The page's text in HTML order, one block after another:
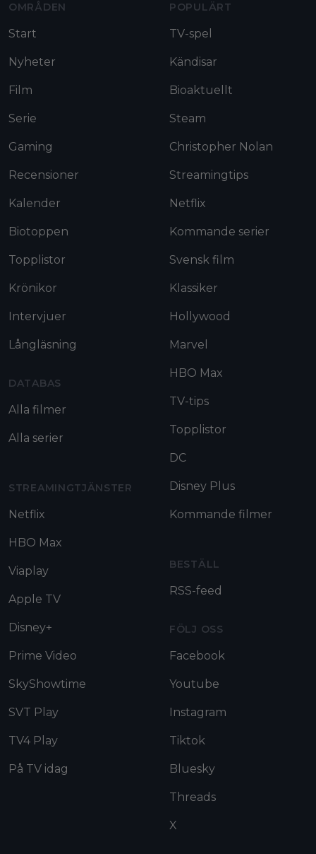
OMRÅDEN
Start
Nyheter
Film
Serie
Gaming
Recensioner
Kalender
Biotoppen
Topplistor
Krönikor
Intervjuer
Långläsning
DATABAS
Alla filmer
Alla serier
STREAMINGTJÄNSTER
Netflix
HBO Max
Viaplay
Apple TV
Disney+
Prime Video
SkyShowtime
SVT Play
TV4 Play
På TV idag
POPULÄRT
TV-spel
Kändisar
Bioaktuellt
Steam
Christopher Nolan
Streamingtips
Netflix
Kommande serier
Svensk film
Klassiker
Hollywood
Marvel
HBO Max
TV-tips
Topplistor
DC
Disney Plus
Kommande filmer
BESTÄLL
RSS-feed
FÖLJ OSS
Facebook
Youtube
Instagram
Tiktok
Bluesky
Threads
X